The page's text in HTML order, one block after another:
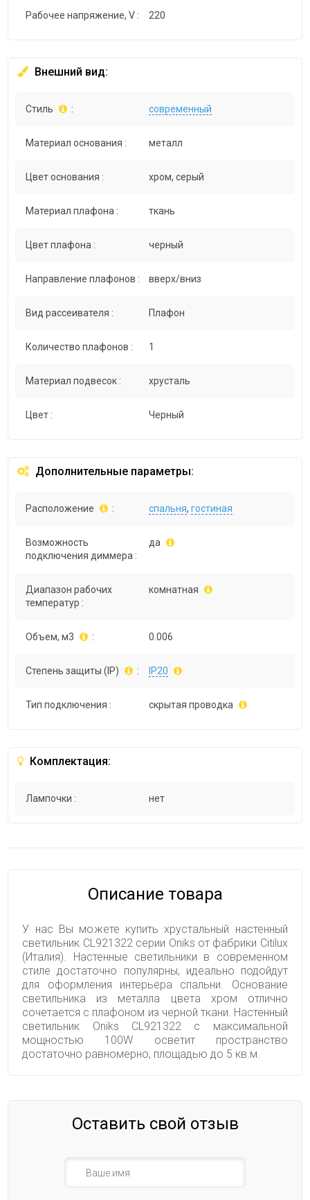
Рабочее напряжение, V : 220
Внешний вид:
Стиль : современный
Материал основания : металл
Цвет основания : хром, серый
Материал плафона : ткань
Цвет плафона : черный
Направление плафонов : вверх/вниз
Вид рассеивателя : Плафон
Количество плафонов : 1
Материал подвесок : хрусталь
Цвет : Черный
Дополнительные параметры:
Расположение : спальня,гостиная
Возможность
подключения диммера :
да
Диапазон рабочих
температур :
комнатная
Объем, м3 : 0.006
Степень защиты (IP) : IP20
Тип подключения : скрытая проводка
Комплектация:
Лампочки : нет
Описание товара
У нас Вы можете купить хрустальный настенный
светильник CL921322 серии Oniks от фабрики Citilux
(Италия). Настенные светильники в современном
стиле достаточно популярны, идеально подойдут
для оформления интерьера спальни. Основание
светильника из металла цвета хром отлично
сочетается с плафоном из черной ткани. Настенный
светильник Oniks CL921322 с максимальной
мощностью 100W осветит пространство
достаточно равномерно, площадью до 5 кв.м.
Оставить свой отзыв